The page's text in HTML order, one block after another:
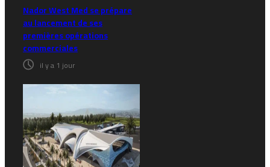
Nador West Med se prépare
au lancement de ses
premières opérations
commerciales
il y a 1 jour